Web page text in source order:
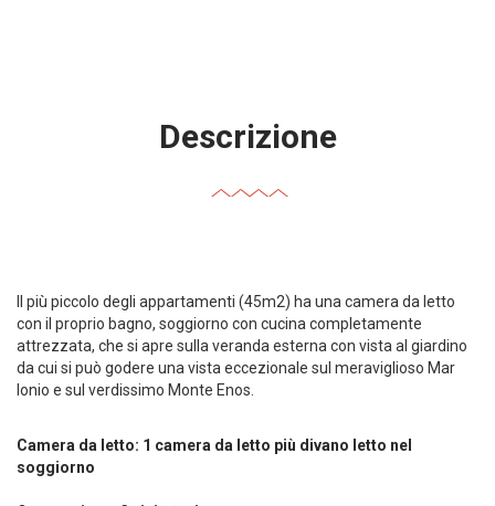
Descrizione
Il più piccolo degli appartamenti (45m2) ha una camera da letto
con il proprio bagno, soggiorno con cucina completamente
attrezzata, che si apre sulla veranda esterna con vista al giardino
da cui si può godere una vista eccezionale sul meraviglioso Mar
Ionio e sul verdissimo Monte Enos.
Camera da letto: 1 camera da letto più divano letto nel
soggiorno